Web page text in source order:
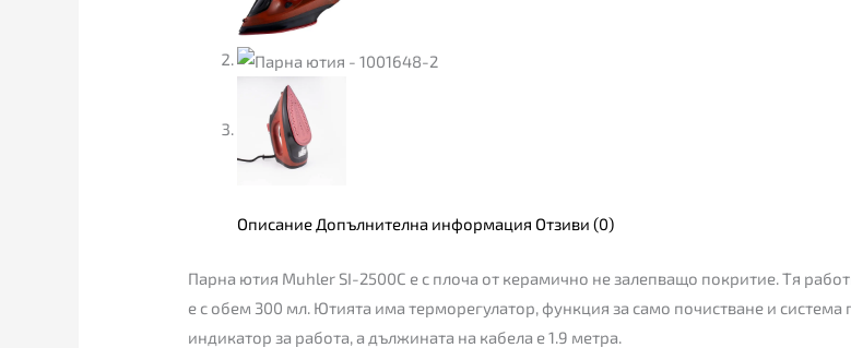
Описание Допълнителна информация Отзиви (0)
Парна ютия Muhler SI-2500C е с плоча от керамично не залепващо покритие. Тя
е с обем 300 мл. Ютията има терморегулатор, функция за само почистване и
индикатор за работа, а дължината на кабела е 1.9 метра.